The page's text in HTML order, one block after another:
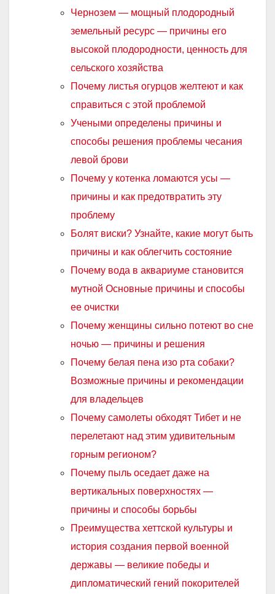
Чернозем — мощный плодородный
земельный ресурс — причины его
высокой плодородности, ценность для
сельского хозяйства
Почему листья огурцов желтеют и как
справиться с этой проблемой
Учеными определены причины и
способы решения проблемы чесания
левой брови
Почему у котенка ломаются усы —
причины и как предотвратить эту
проблему
Болят виски? Узнайте, какие могут быть
причины и как облегчить состояние
Почему вода в аквариуме становится
мутной Основные причины и способы
ее очистки
Почему женщины сильно потеют во сне
ночью — причины и решения
Почему белая пена изо рта собаки?
Возможные причины и рекомендации
для владельцев
Почему самолеты обходят Тибет и не
перелетают над этим удивительным
горным регионом?
Почему пыль оседает даже на
вертикальных поверхностях —
причины и способы борьбы
Преимущества хеттской культуры и
история создания первой военной
державы — великие победы и
дипломатический гений покорителей